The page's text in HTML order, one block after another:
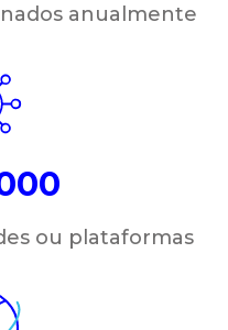
anualmente
ou plataformas